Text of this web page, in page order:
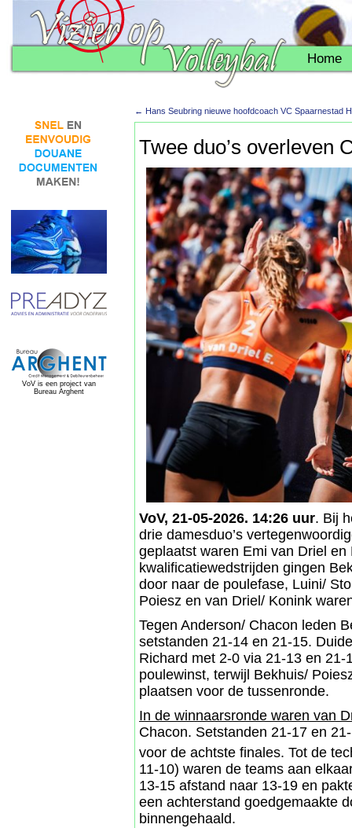
Home
VoV is een project van
Bureau Arghent
← Hans Seubring nieuwe hoofdcoach VC Spaarnestad
Twee duo’s overleven
VoV, 21-05-2026. 14:26 uur. Bij
drie damesduo’s
geplaatst waren Emi van Driel
kwalificatiewedstrijden gingen
door naar de poulefase, Luini/
Poiesz en van Driel/ Konink
Tegen Anderson/ Chacon leden
setstanden 21-14 en 21-15.
Richard met 2-0 via 21-13 en
poulewinst, terwijl Bekhuis/
plaatsen voor de tussenronde.
In de winnaarsronde waren van
Chacon. Setstanden 21-17 en
voor de achtste finales. Tot de
11-10) waren de teams aan
13-15 afstand naar 13-19 en
een achterstand goedgemaakte
binnengehaald.